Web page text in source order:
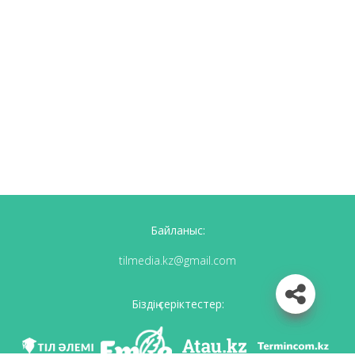
Байланыс:
tilmedia.kz@gmail.com
Біздің серіктестер: